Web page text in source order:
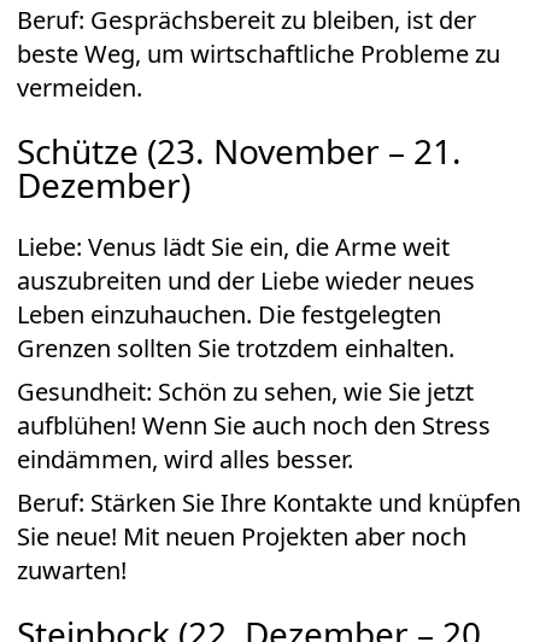
Beruf: Gesprächsbereit zu bleiben, ist der
beste Weg, um wirtschaftliche Probleme zu
vermeiden.
Schütze (23. November – 21.
Dezember)
Liebe: Venus lädt Sie ein, die Arme weit
auszubreiten und der Liebe wieder neues
Leben einzuhauchen. Die festgelegten
Grenzen sollten Sie trotzdem einhalten.
Gesundheit: Schön zu sehen, wie Sie jetzt
aufblühen! Wenn Sie auch noch den Stress
eindämmen, wird alles besser.
Beruf: Stärken Sie Ihre Kontakte und knüpfen
Sie neue! Mit neuen Projekten aber noch
zuwarten!